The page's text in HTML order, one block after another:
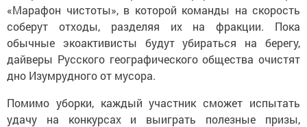
«Марафон чистоты», в которой команды на скорость
соберут отходы, разделяя их на фракции. Пока
обычные экоактивисты будут убираться на берегу,
дайверы Русского географического общества очистят
дно Изумрудного от мусора.
Помимо уборки, каждый участник сможет испытать
удачу на конкурсах и выиграть полезные призы,